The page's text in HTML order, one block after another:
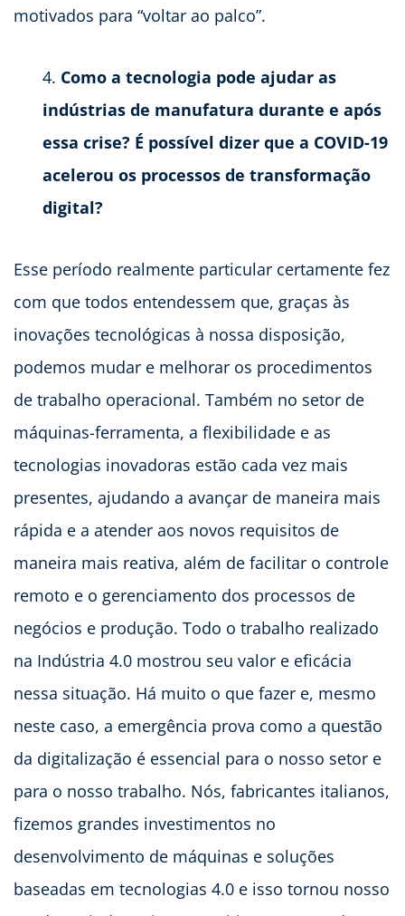
motivados para “voltar ao palco”.
Como a tecnologia pode ajudar as
indústrias de manufatura durante e após
essa crise? É possível dizer que a COVID-19
acelerou os processos de transformação
digital?
Esse período realmente particular certamente fez
com que todos entendessem que, graças às
inovações tecnológicas à nossa disposição,
podemos mudar e melhorar os procedimentos
de trabalho operacional. Também no setor de
máquinas-ferramenta, a flexibilidade e as
tecnologias inovadoras estão cada vez mais
presentes, ajudando a avançar de maneira mais
rápida e a atender aos novos requisitos de
maneira mais reativa, além de facilitar o controle
remoto e o gerenciamento dos processos de
negócios e produção. Todo o trabalho realizado
na Indústria 4.0 mostrou seu valor e eficácia
nessa situação. Há muito o que fazer e, mesmo
neste caso, a emergência prova como a questão
da digitalização é essencial para o nosso setor e
para o nosso trabalho. Nós, fabricantes italianos,
fizemos grandes investimentos no
desenvolvimento de máquinas e soluções
baseadas em tecnologias 4.0 e isso tornou nosso